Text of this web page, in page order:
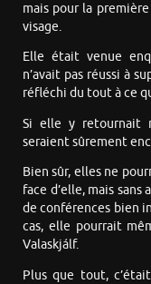
mais pour la première
visage.
Elle était venue
n’avait pas réussi à
réfléchi du tout à ce
Si elle y retournait
seraient sûrement
Bien sûr, elles ne
face d’elle, mais
de conférences bien
cas, elle pourrait
Valaskjálf.
Plus que tout,